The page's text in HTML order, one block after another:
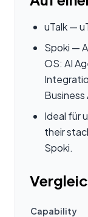
uTalk —
Spoki —
OS: AI
Business
Ideal für
their
Spoki.
Capability